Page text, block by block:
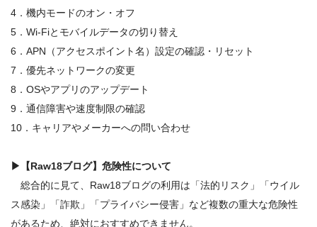
4．機内モードのオン・オフ
5．Wi-Fiとモバイルデータの切り替え
6．APN（アクセスポイント名）設定の確認・リセット
7．優先ネットワークの変更
8．OSやアプリのアップデート
9．通信障害や速度制限の確認
10．キャリアやメーカーへの問い合わせ
▶ 【Raw18ブログ】危険性について
総合的に見て、Raw18ブログの利用は「法的リスク」「ウイル
ス感染」「詐欺」「プライバシー侵害」など複数の重大な危険性
があるため、絶対におすすめできません。